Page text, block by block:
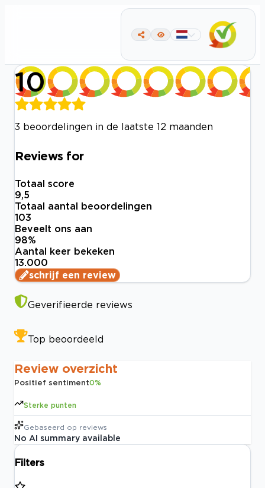
10
3 beoordelingen in de laatste 12 maanden
Reviews for
Totaal score
9,5
Totaal aantal beoordelingen
103
Beveelt ons aan
98%
Aantal keer bekeken
13.000
schrijf een review
Geverifieerde reviews
Top beoordeeld
Review overzicht
Positief sentiment0%
Sterke punten
Gebaseerd op reviews
No AI summary available
Filters